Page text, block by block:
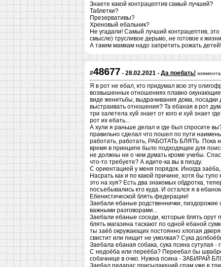
Знаете какой контрацептив самый лучший?
Таблетки?
Презервативы?
Хреновый ебальник?
Не угадали! Самый лучший контрацептив,
смысле) трусливое дерьмо, не готовое к
А таким мамкам надо запретить рожать детей!
#48677 - 28.02.2021 - Да поебать!
Я в рот не ебал, кто придумал всю эту
возвышенных отношениях плавно
виде женитьбы, выдрачивания дома, посадки
выстраивать отношения? Та ебаная в рот
три залетела хуй знает от кого и хуй знает
рот их ебать...
А хули я раньше делал и где был спросите
правильно сделал что пошел по пути
работать, работать, РАБОТАТЬ БЛЯТЬ. Пока
время в принципе было подходящее для
не должны ни о чем думать кроме учебы.
что-то требуете? А идите-ка вы в пизду.
С ориентацией у меня порядок. Иногда
Насрать как и по какой причине, хотя бы
это на хуя? Есть два знакомых обдротка,
посъебывались кто куда. И остался я в
Ебенистической блять федерации!
Заебали ебаные родственнички,
важными разговорами...
Заебали ебаные соседи, которые блять орут
блять магазина таскают по одной ебаной
ты заёб окружающих постоянно хлопая
свистит или пищит не умолкая? Сука
Заебала ебаная собака, сука псина сутулая -
С недоёба или переёба? Переебал бы
собачнице в очко. Нужна псина - ЗАБИРАЙ
Заебал пидарас присылающий спам уже в